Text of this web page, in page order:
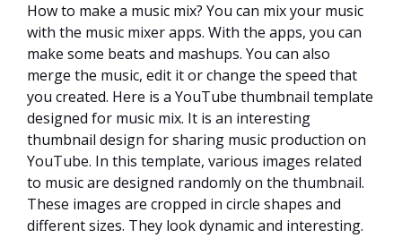
How to make a music mix? You can mix your music
with the music mixer apps. With the apps, you can
make some beats and mashups. You can also
merge the music, edit it or change the speed that
you created. Here is a YouTube thumbnail template
designed for music mix. It is an interesting
thumbnail design for sharing music production on
YouTube. In this template, various images related
to music are designed randomly on the thumbnail.
These images are cropped in circle shapes and
different sizes. They look dynamic and interesting.